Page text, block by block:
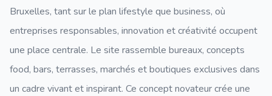
Bruxelles, tant sur le plan lifestyle que business, où
entreprises responsables, innovation et créativité occupent
une place centrale. Le site rassemble bureaux, concepts
food, bars, terrasses, marchés et boutiques exclusives dans
un cadre vivant et inspirant. Ce concept novateur crée une